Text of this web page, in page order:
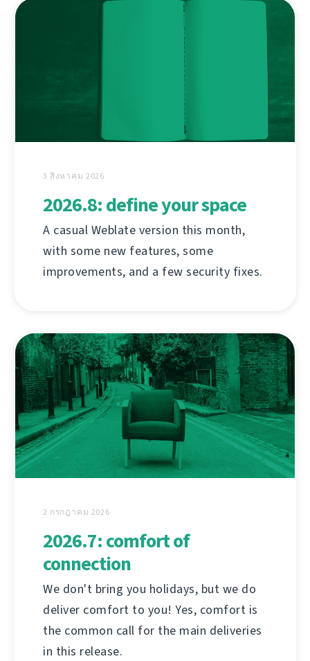
3 สิงหาคม 2026
2026.8: define your space
A casual Weblate version this month,
with some new features, some
improvements, and a few security fixes.
2 กรกฎาคม 2026
2026.7: comfort of
connection
We don't bring you holidays, but we do
deliver comfort to you! Yes, comfort is
the common call for the main deliveries
in this release.